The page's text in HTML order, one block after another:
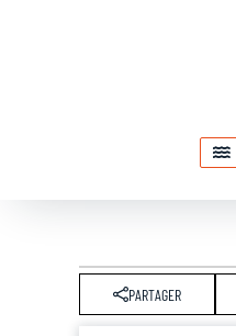
PARTAGER